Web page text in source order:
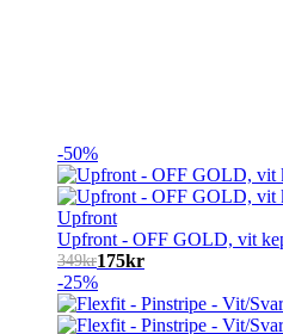
-50%
Upfront
Upfront - OFF GOLD, vit
349kr175kr
-25%